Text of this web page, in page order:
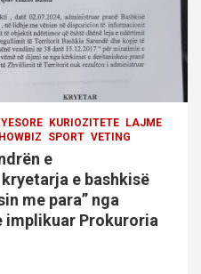
KURIOZITETE
LAJME
SPORT VETING
e
e bashkisë
me para” nga
implikuar Prokuroria